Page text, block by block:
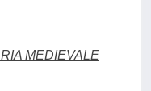
MEDIEVALE